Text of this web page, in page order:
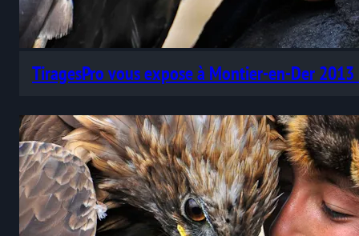
TiragesPro vous expose à Montier-en-Der 2013